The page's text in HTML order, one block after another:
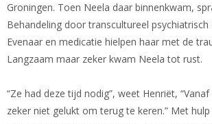
Groningen. Toen Neela daar binnenkwam,
Behandeling door transcultureel
Evenaar en medicatie hielpen haar met de
Langzaam maar zeker kwam Neela tot rust.
“Ze had deze tijd nodig”, weet Henriët,
zeker niet gelukt om terug te keren.” Met